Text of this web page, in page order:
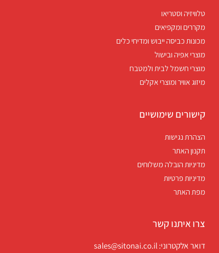
טלוויזיה וסטריאו
מקררים ומקפיאים
מכונות כביסה ייבוש ומדיחי כלים
מוצרי אפיה ובישול
מוצרי חשמל לבית ולמטבח
מיזוג אוויר ומוצרי אקלים
קישורים שימושיים
הצהרת נגישות
תקנון האתר
מדיניות הובלה משלוחים
מדיניות פרטיות
מפת האתר
צרו איתנו קשר
דואר אלקטרוני: sales@sitonai.co.il